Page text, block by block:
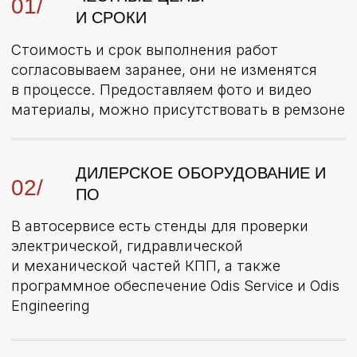
Замена сцепления
▪︎от 1 дня ▪︎16 471 руб.
масла КПП
▪︎от 30 минут ▪︎2 843 руб.
ВЫЯВЛЕНИЕ НЕИСПРАВНОСТЕЙ
ТОЧНАЯ ДИАГНОСТИКА
КПП ПО 95 ПУНКТАМ ЗА 30
МИНУТ